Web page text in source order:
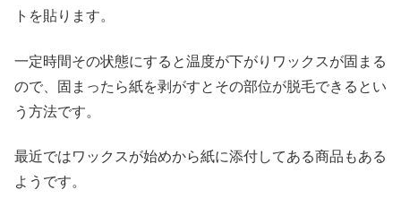
トを貼ります。
一定時間その状態にすると温度が下がりワックスが固まる
ので、固まったら紙を剥がすとその部位が脱毛できるとい
う方法です。
最近ではワックスが始めから紙に添付してある商品もある
ようです。